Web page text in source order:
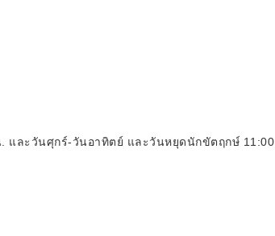
และวันศุกร์-วันอาทิตย์ และวันหยุดนักขัตฤกษ์ 11:00